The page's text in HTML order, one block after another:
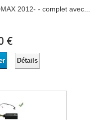
2012- - complet avec...
€
Détails